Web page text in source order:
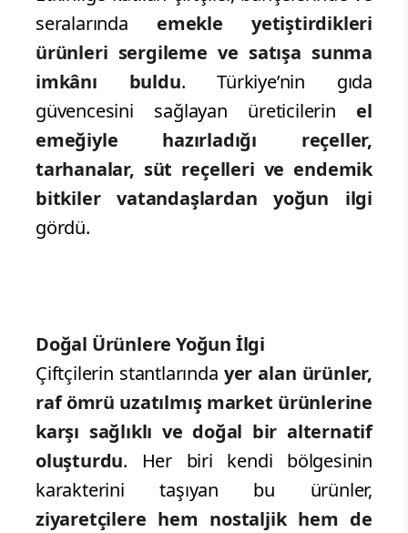
seralarında emekle yetiştirdikleri
ürünleri sergileme ve satışa sunma
imkânı buldu. Türkiye’nin gıda
güvencesini sağlayan üreticilerin el
emeğiyle hazırladığı reçeller,
tarhanalar, süt reçelleri ve endemik
bitkiler vatandaşlardan yoğun ilgi
gördü.
Doğal Ürünlere Yoğun İlgi
Çiftçilerin stantlarında yer alan ürünler,
raf ömrü uzatılmış market ürünlerine
karşı sağlıklı ve doğal bir alternatif
oluşturdu. Her biri kendi bölgesinin
karakterini taşıyan bu ürünler,
ziyaretçilere hem nostaljik hem de